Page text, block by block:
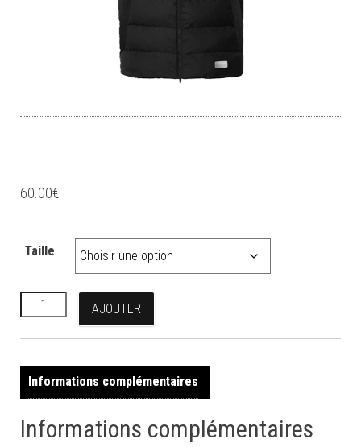
60.00€
Taille
quantité de Doudoune sans manche
AJOUTER
Informations complémentaires
Informations complémentaires